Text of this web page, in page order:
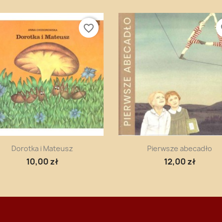
Szybki podgląd
Dorotka i Mateusz
10,00 zł
favorite_border
Szybki podgląd
Pierwsze abecadło
12,00 zł